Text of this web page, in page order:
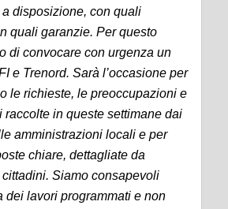
disposizione, con quali
quali garanzie. Per questo
di convocare con urgenza un
e Trenord. Sarà l’occasione per
le richieste, le preoccupazioni e
raccolte in queste settimane dai
amministrazioni locali e per
chiare, dettagliate da
Siamo consapevoli
dei lavori programmati e non